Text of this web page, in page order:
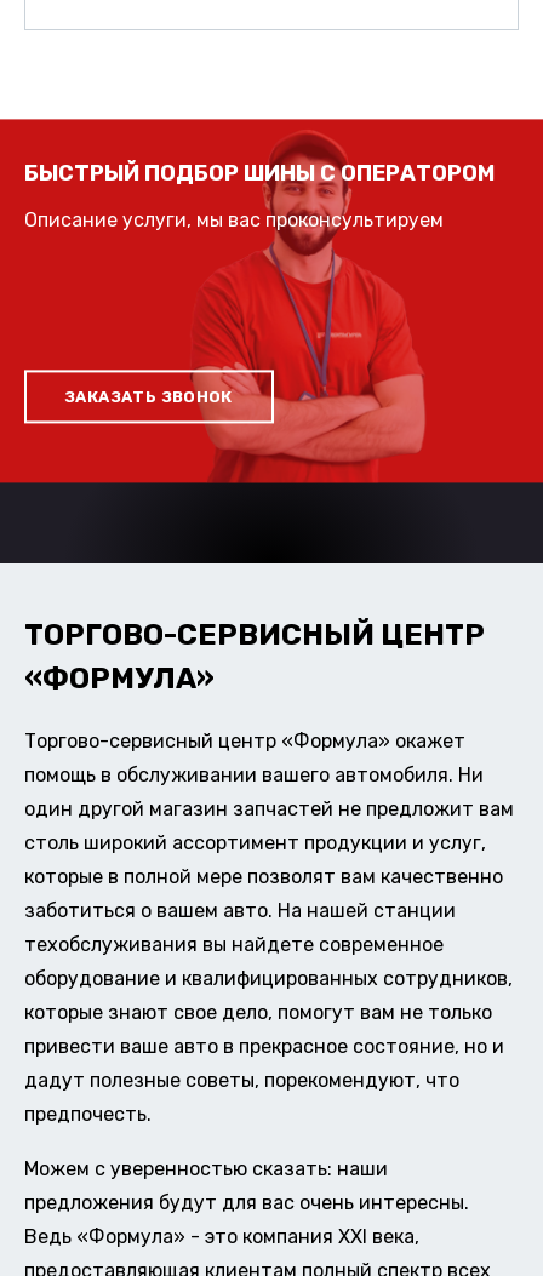
БЫСТРЫЙ ПОДБОР ШИНЫ С ОПЕРАТОРОМ
Описание услуги, мы вас проконсультируем
ЗАКАЗАТЬ ЗВОНОК
ТОРГОВО-СЕРВИСНЫЙ ЦЕНТР
«ФОРМУЛА»
Торгово-сервисный центр «Формула» окажет
помощь в обслуживании вашего автомобиля. Ни
один другой магазин запчастей не предложит вам
столь широкий ассортимент продукции и услуг,
которые в полной мере позволят вам качественно
заботиться о вашем авто. На нашей станции
техобслуживания вы найдете современное
оборудование и квалифицированных сотрудников,
которые знают свое дело, помогут вам не только
привести ваше авто в прекрасное состояние, но и
дадут полезные советы, порекомендуют, что
предпочесть.
Можем с уверенностью сказать: наши
предложения будут для вас очень интересны.
Ведь «Формула» - это компания XXI века,
предоставляющая клиентам полный спектр всех